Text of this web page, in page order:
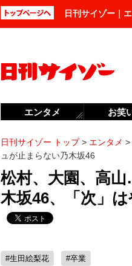
日刊サイゾー｜
日刊サイゾー トップ> エンタメ >
ュが止まらない乃木坂46
松村、大園、高
木坂46、「次」
#生田絵梨花 #卒業
エンタメ お笑